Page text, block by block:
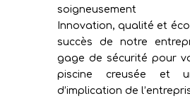
soigneusement
Innovation, qualité et
succès de notre
gage de sécurité pour
piscine creusée et
d’implication de